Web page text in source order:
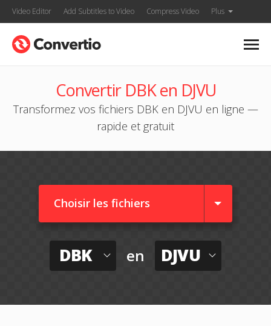
Video Editor Add Subtitles to Video Compress Video Plus
Convertir DBK en DJVU
Transformez vos fichiers DBK en DJVU en ligne —
rapide et gratuit
Choisir les fichiers
DBK en DJVU